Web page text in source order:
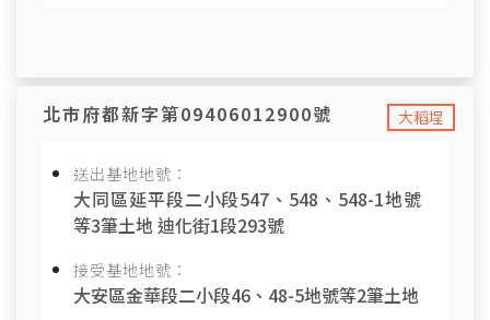
大稻埕
北市府都新字第09406012900號
送出基地地號：
大同區延平段二小段547、548、548-1地號
等3筆土地 迪化街1段293號
接受基地地號：
大安區金華段二小段46、48-5地號等2筆土地